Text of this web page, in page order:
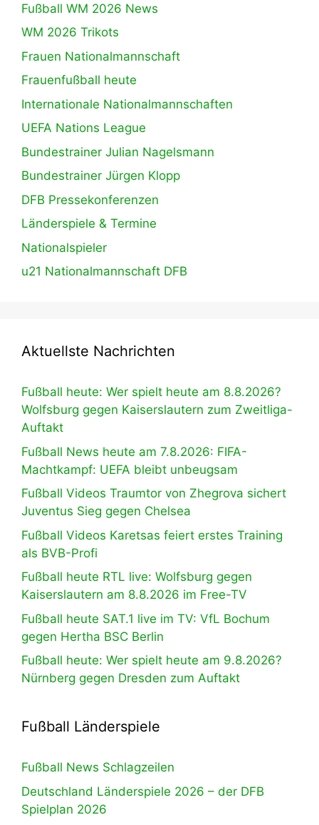
Fußball WM 2026 News
WM 2026 Trikots
Frauen Nationalmannschaft
Frauenfußball heute
Internationale Nationalmannschaften
UEFA Nations League
Bundestrainer Julian Nagelsmann
Bundestrainer Jürgen Klopp
DFB Pressekonferenzen
Länderspiele & Termine
Nationalspieler
u21 Nationalmannschaft DFB
Aktuellste Nachrichten
Fußball heute: Wer spielt heute am 8.8.2026?
Wolfsburg gegen Kaiserslautern zum Zweitliga-
Auftakt
Fußball News heute am 7.8.2026: FIFA-
Machtkampf: UEFA bleibt unbeugsam
Fußball Videos Traumtor von Zhegrova sichert
Juventus Sieg gegen Chelsea
Fußball Videos Karetsas feiert erstes Training
als BVB-Profi
Fußball heute RTL live: Wolfsburg gegen
Kaiserslautern am 8.8.2026 im Free-TV
Fußball heute SAT.1 live im TV: VfL Bochum
gegen Hertha BSC Berlin
Fußball heute: Wer spielt heute am 9.8.2026?
Nürnberg gegen Dresden zum Auftakt
Fußball Länderspiele
Fußball News Schlagzeilen
Deutschland Länderspiele 2026 – der DFB
Spielplan 2026